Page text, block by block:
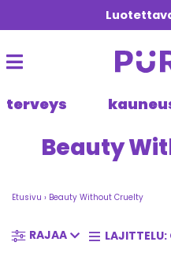
terveys
Beauty
Etusivu › Beauty Without Cruelty
RAJAA